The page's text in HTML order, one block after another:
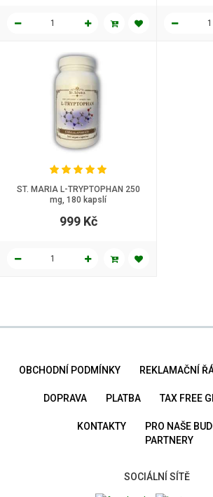
ST. MARIA L-TRYPTOPHAN 250
mg, 180 kapslí
999 Kč
OBCHODNÍ PODMÍNKY REKLAMAČNÍ
DOPRAVA PLATBA TAX FREE
KONTAKTY
PRO NAŠE
PARTNERY
SOCIÁLNÍ SÍTĚ